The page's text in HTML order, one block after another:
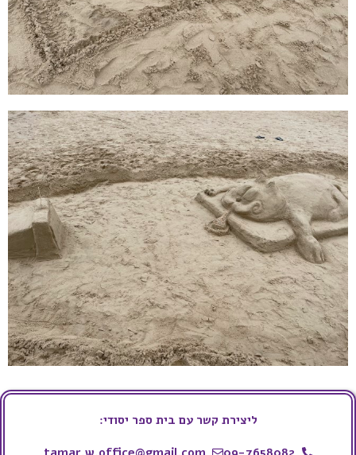
ליצירת קשר עם בית ספר יסודי: